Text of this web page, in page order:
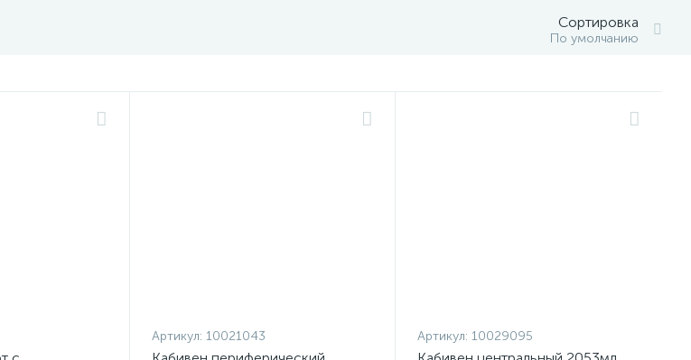
Сортировка
По умолчанию
Артикул: 10021043 Артикул: 10029095